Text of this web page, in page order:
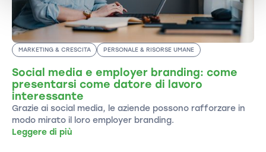
MARKETING & CRESCITA PERSONALE & RISORSE UMANE
Social media e employer branding: come
presentarsi come datore di lavoro
interessante
Grazie ai social media, le aziende possono rafforzare in
modo mirato il loro employer branding.
Leggere di più